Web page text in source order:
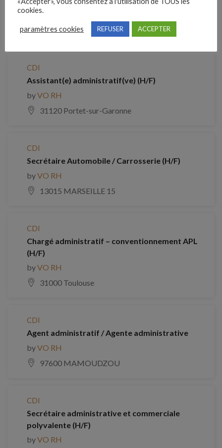
byVO RH
79000 Niort
CDI
Assistant(e) administratif(ve) (H/F)
byVO RH
31120 Portet-sur-Garonne
CDI
Secrétaire Automobile / Carrosserie (H/F)
byVO RH
13015 MARSEILLE 15
CDI
Chargé administratif – conventionnement APL
(H/F)
byVO RH
31000 Toulouse
CDI
Agent administratif / Agente administrative
byVO RH
97600 MAMOUDZOU
CDI
Secrétaire administrative et commerciale
polyvalente (H/F)
byVO RH
cookies.
paramètres cookies REFUSER ACCEPTER